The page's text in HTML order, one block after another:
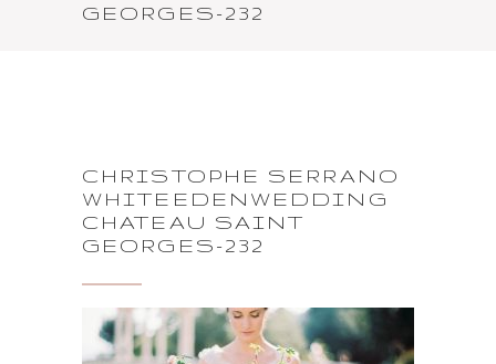
GEORGES-232
CHRISTOPHE SERRANO
WHITEEDENWEDDING
CHATEAU SAINT
GEORGES-232